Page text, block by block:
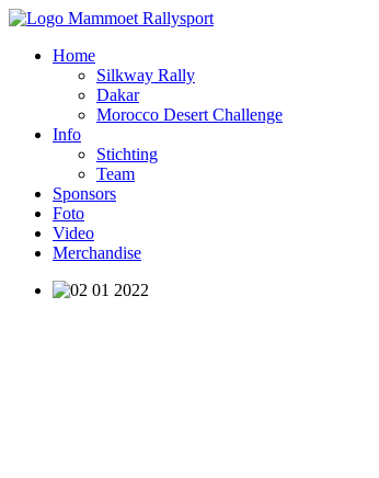
Home
Silkway Rally
Dakar
Morocco Desert Challenge
Info
Stichting
Team
Sponsors
Foto
Video
Merchandise